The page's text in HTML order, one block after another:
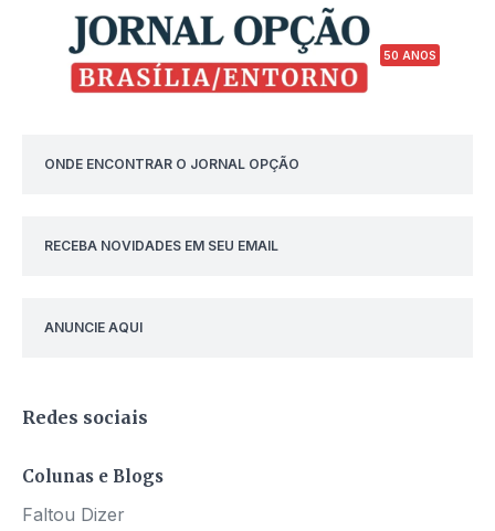
50 ANOS
ONDE ENCONTRAR O JORNAL OPÇÃO
RECEBA NOVIDADES EM SEU EMAIL
ANUNCIE AQUI
Redes sociais
Colunas e Blogs
Faltou Dizer